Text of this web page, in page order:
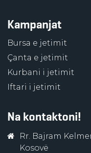
Kampanjat
Bursa e jetimit
Çanta e jetimit
Kurbani i jetimit
Iftari i jetimit
Na kontaktoni!
Rr. Bajram
Kosovë